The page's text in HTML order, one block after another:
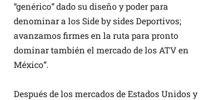
“genérico” dado su diseño y poder para
denominar a los Side by sides Deportivos;
avanzamos firmes en la ruta para pronto
dominar también el mercado de los ATV en
México”.
Después de los mercados de Estados Unidos y